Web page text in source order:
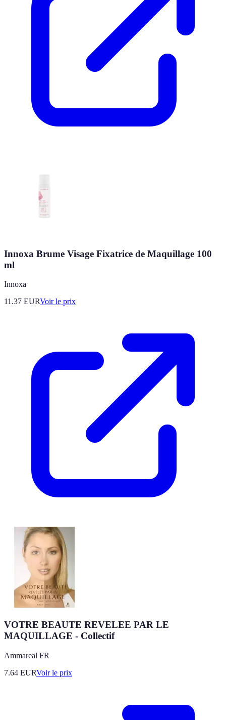
Innoxa Brume Visage Fixatrice de Maquillage 100
ml
Innoxa
11.37 EURVoir le prix
VOTRE BEAUTE REVELEE PAR LE
MAQUILLAGE - Collectif
Ammareal FR
7.64 EURVoir le prix